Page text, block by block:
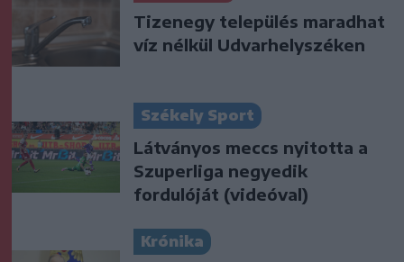
Tizenegy település maradhat
víz nélkül Udvarhelyszéken
Székely Sport
Látványos meccs nyitotta a
Szuperliga negyedik
fordulóját (videóval)
Krónika